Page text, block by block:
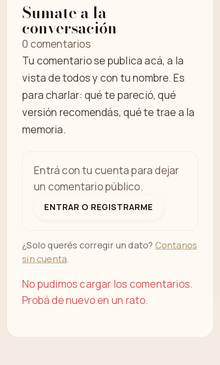
Sumate a la
conversación
0 comentarios
Tu comentario se publica acá, a la
vista de todos y con tu nombre. Es
para charlar: qué te pareció, qué
versión recomendás, qué te trae a la
memoria.
Entrá con tu cuenta para dejar
un comentario público.
ENTRAR O REGISTRARME
¿Solo querés corregir un dato? Contanos
sin cuenta.
No pudimos cargar los comentarios.
Probá de nuevo en un rato.